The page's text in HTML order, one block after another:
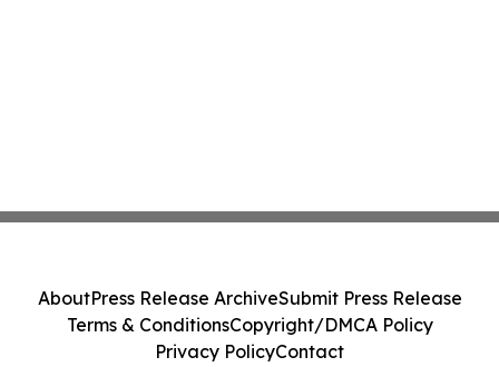
AboutPress Release ArchiveSubmit Press Release
Terms & ConditionsCopyright/DMCA Policy
Privacy PolicyContact